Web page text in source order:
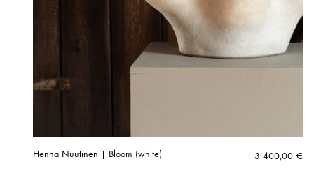
Henna Nuutinen | Bloom (white) 3 400,00 €